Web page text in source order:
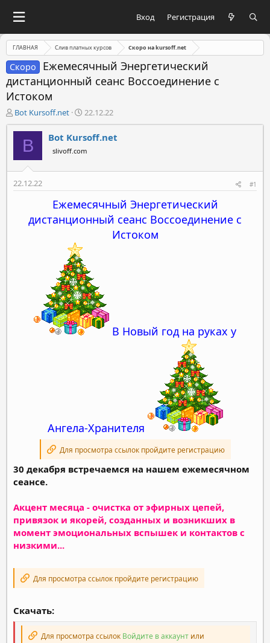
Вход Регистрация
ГЛАВНАЯ Слив платных курсов Скоро на kursoff.net
Скоро
Ежемесячный Энергетический
дистанционный сеанс Воссоединение с
Истоком
А
в
т
м
Bot Kursoff.net
Д
а
т
а
н
а
а
22.12.22
B Bot Kursoff.net
slivoff.com
22.12.22 #1
Ежемесячный Энергетический
дистанционный сеанс Воссоединение с
Истоком
В Новый год на руках у
Ангела-Хранителя
Для просмотра ссылок пройдите регистрацию
30 декабря встречаемся на нашем ежемесячном
сеансе.
Акцент месяца - очистка от эфирных цепей,
привязок и якорей, созданных и возникших в
момент эмоциональных вспышек и контактов с
низкими...
Для просмотра ссылок пройдите регистрацию
Скачать:
Для просмотра ссылок Войдите в аккаунт или